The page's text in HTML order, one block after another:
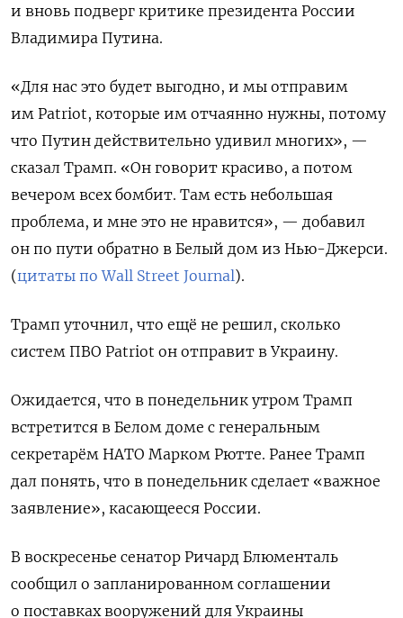
и вновь подверг критике президента России
Владимира Путина.
«Для нас это будет выгодно, и мы отправим
им Patriot, которые им отчаянно нужны, потому
что Путин действительно удивил многих», —
сказал Трамп. «Он говорит красиво, а потом
вечером всех бомбит. Там есть небольшая
проблема, и мне это не нравится», — добавил
он по пути обратно в Белый дом из Нью-Джерси.
(цитаты по Wall Street Journal).
Трамп уточнил, что ещё не решил, сколько
систем ПВО Patriot он отправит в Украину.
Ожидается, что в понедельник утром Трамп
встретится в Белом доме с генеральным
секретарём НАТО Марком Рютте. Ранее Трамп
дал понять, что в понедельник сделает «важное
заявление», касающееся России.
В воскресенье сенатор Ричард Блюменталь
сообщил о запланированном соглашении
о поставках вооружений для Украины